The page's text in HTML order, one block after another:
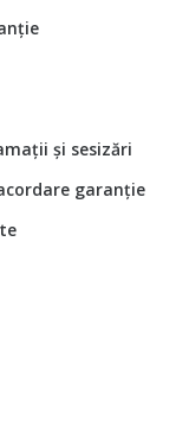
și sesizări
garanție